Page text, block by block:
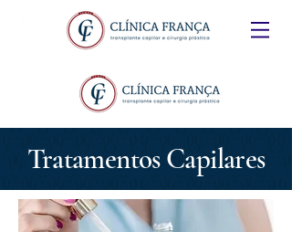
Tratamentos Capilares